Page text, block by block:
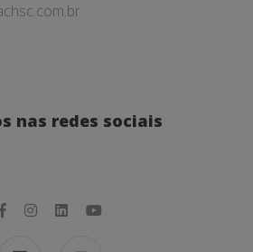
nas redes sociais